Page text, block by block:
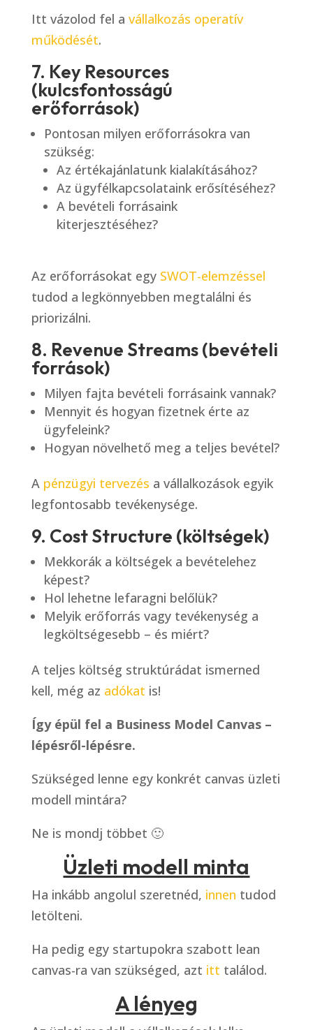
Itt vázolod fel a vállalkozás operatív
működését.
7. Key Resources
(kulcsfontosságú
erőforrások)
Pontosan milyen erőforrásokra van
szükség:
Az értékajánlatunk kialakításához?
Az ügyfélkapcsolataink erősítéséhez?
A bevételi forrásaink
kiterjesztéséhez?
Az erőforrásokat egy SWOT-elemzéssel
tudod a legkönnyebben megtalálni és
priorizálni.
8. Revenue Streams (bevételi
források)
Milyen fajta bevételi forrásaink vannak?
Mennyit és hogyan fizetnek érte az
ügyfeleink?
Hogyan növelhető meg a teljes bevétel?
A pénzügyi tervezés a vállalkozások egyik
legfontosabb tevékenysége.
9. Cost Structure (költségek)
Mekkorák a költségek a bevételehez
képest?
Hol lehetne lefaragni belőlük?
Melyik erőforrás vagy tevékenység a
legköltségesebb – és miért?
A teljes költség struktúrádat ismerned
kell, még az adókat is!
Így épül fel a Business Model Canvas –
lépésről-lépésre.
Szükséged lenne egy konkrét canvas üzleti
modell mintára?
Ne is mondj többet 🙂
Üzleti modell minta
Ha inkább angolul szeretnéd, innen tudod
letölteni.
Ha pedig egy startupokra szabott lean
canvas-ra van szükséged, azt itt találod.
A lényeg